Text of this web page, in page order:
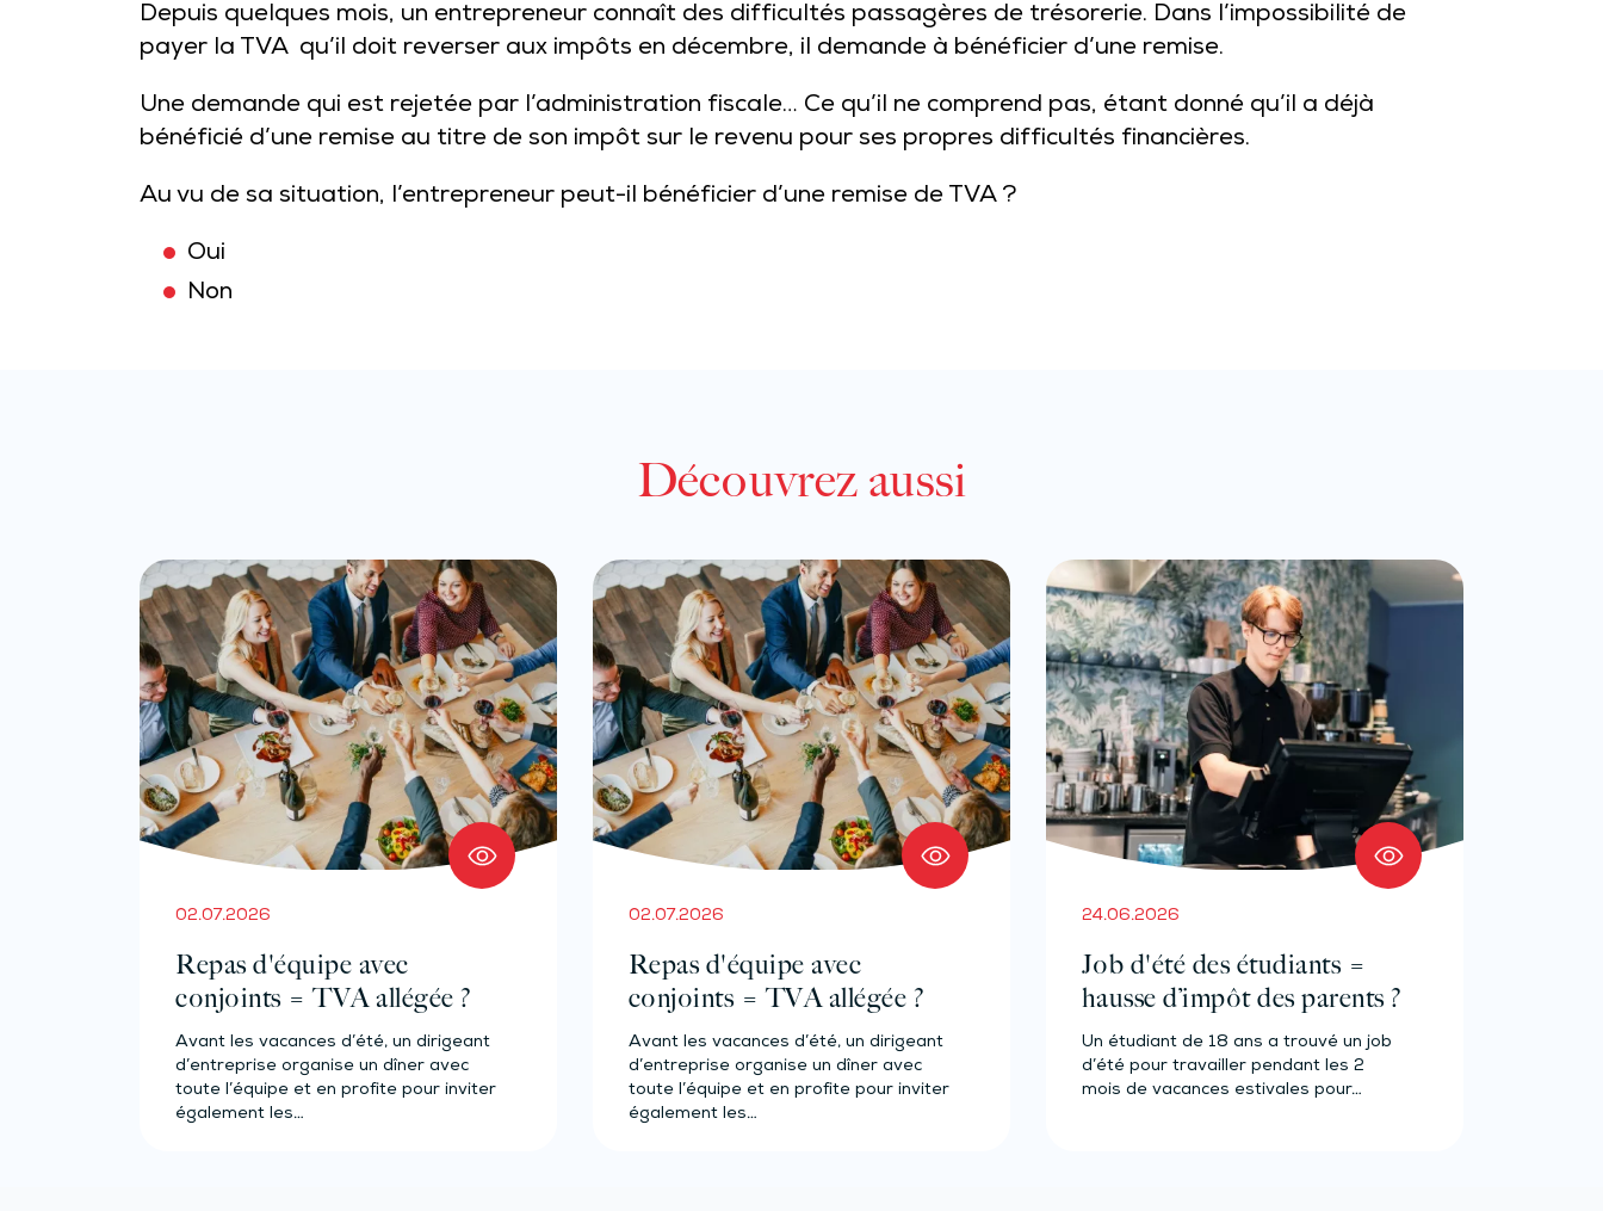
Depuis quelques mois, un entrepreneur connaît des difficultés passagères de trésorerie. Dans l’impossibilité de
payer la TVA qu’il doit reverser aux impôts en décembre, il demande à bénéficier d’une remise.
Une demande qui est rejetée par l’administration fiscale… Ce qu’il ne comprend pas, étant donné qu’il a déjà
bénéficié d’une remise au titre de son impôt sur le revenu pour ses propres difficultés financières.
Au vu de sa situation, l’entrepreneur peut-il bénéficier d’une remise de TVA ?
Oui
Non
Découvrez aussi
02.07.2026
Repas d'équipe avec
conjoints = TVA allégée ?
Avant les vacances d’été, un dirigeant
d’entreprise organise un dîner avec
toute l’équipe et en profite pour inviter
également les…
02.07.2026
Repas d'équipe avec
conjoints = TVA allégée ?
Avant les vacances d’été, un dirigeant
d’entreprise organise un dîner avec
toute l’équipe et en profite pour inviter
également les…
24.06.2026
Job d'été des étudiants =
hausse d’impôt des parents ?
Un étudiant de 18 ans a trouvé un job
d’été pour travailler pendant les 2
mois de vacances estivales pour…